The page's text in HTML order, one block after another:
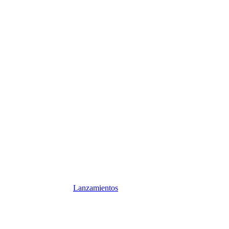
Lanzamientos